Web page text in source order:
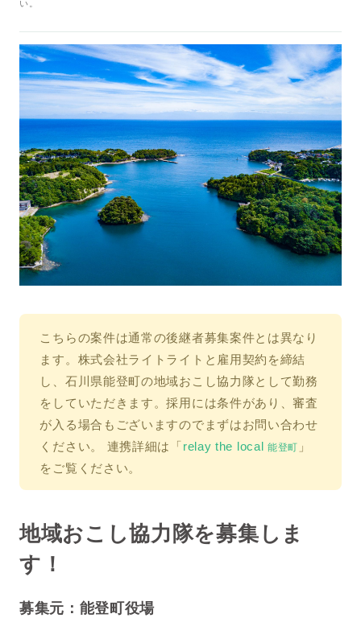
い。
こちらの案件は通常の後継者募集案件とは異なり
ます。株式会社ライトライトと雇用契約を締結
し、石川県能登町の地域おこし協力隊として勤務
をしていただきます。採用には条件があり、審査
が入る場合もございますのでまずはお問い合わせ
ください。 連携詳細は「relay the local能登町 」
をご覧ください。
地域おこし協力隊を募集しま
す！
募集元：能登町役場